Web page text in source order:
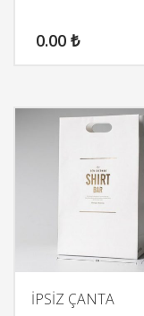
0.00 ₺
İPSİZ ÇANTA